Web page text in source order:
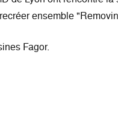
ensemble
Fagor.